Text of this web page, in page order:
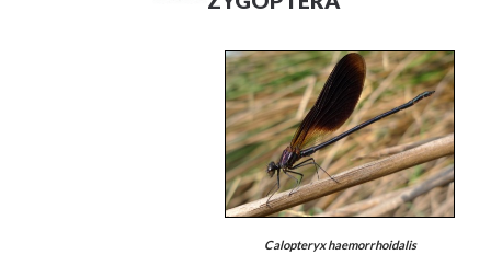
Calopteryx haemorrhoidalis